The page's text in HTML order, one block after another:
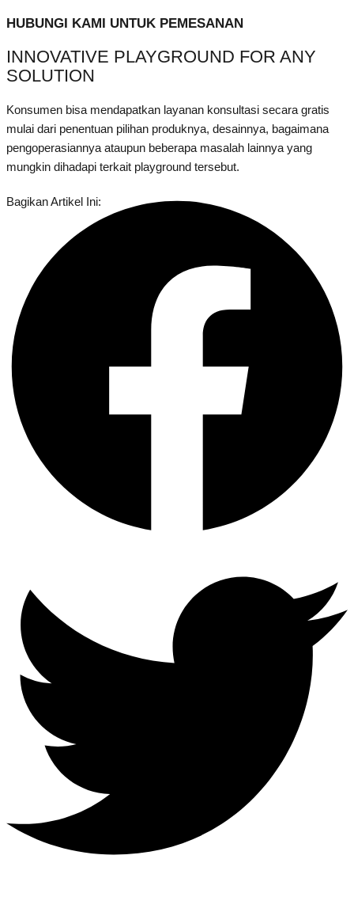
HUBUNGI KAMI UNTUK PEMESANAN
INNOVATIVE PLAYGROUND FOR ANY
SOLUTION
Konsumen bisa mendapatkan layanan konsultasi secara gratis
mulai dari penentuan pilihan produknya, desainnya, bagaimana
pengoperasiannya ataupun beberapa masalah lainnya yang
mungkin dihadapi terkait playground tersebut.
Bagikan Artikel Ini: